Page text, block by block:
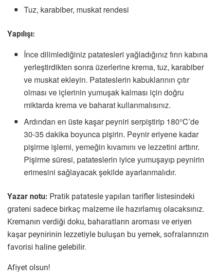
Tuz, karabiber, muskat rendesi
Yapılışı:
İnce dilimlediğiniz patatesleri yağladığınız fırın kabına
yerleştirdikten sonra üzerlerine krema, tuz, karabiber
ve muskat ekleyin. Patateslerin kabuklarının çıtır
olması ve içlerinin yumuşak kalması için doğru
miktarda krema ve baharat kullanmalısınız.
Ardından en üste kaşar peyniri serpiştirip 180°C’de
30-35 dakika boyunca pişirin. Peynir eriyene kadar
pişirme işlemi, yemeğin kıvamını ve lezzetini arttırır.
Pişirme süresi, patateslerin iyice yumuşayıp peynirin
erimesini sağlayacak şekilde ayarlanmalıdır.
Yazar notu: Pratik patatesle yapılan tarifler listesindeki
grateni sadece birkaç malzeme ile hazırlamış olacaksınız.
Kremanın verdiği doku, baharatların aroması ve eriyen
kaşar peynirinin lezzetiyle buluşan bu yemek, sofralarınızın
favorisi haline gelebilir.
Afiyet olsun!